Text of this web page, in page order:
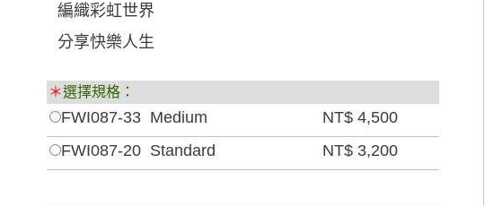
編織彩虹世界
分享快樂人生
＊選擇規格：
FWI087-33 Medium
NT$ 4,500
FWI087-20 Standard
NT$ 3,200